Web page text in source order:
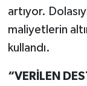
artıyor.
maliyetlerin
kullandı.
“VERİLEN